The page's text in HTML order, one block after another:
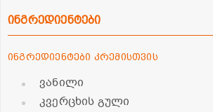
ინგრედიენტები
ინგრედიენტები კრემისთვის
ვანილი
კვერცხის გული